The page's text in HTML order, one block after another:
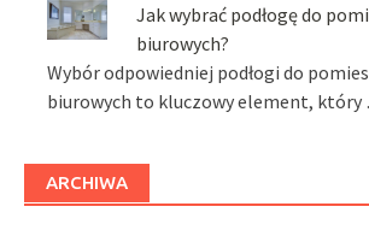
Jak wybrać podłogę do
biurowych?
Wybór odpowiedniej podłogi do
biurowych to kluczowy element,
ARCHIWA